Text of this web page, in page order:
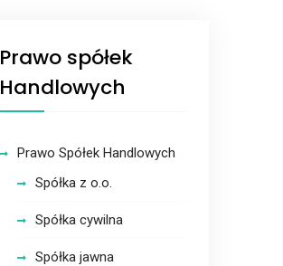
Prawo spółek
Handlowych
Prawo Spółek Handlowych
Spółka z o.o.
Spółka cywilna
Spółka jawna